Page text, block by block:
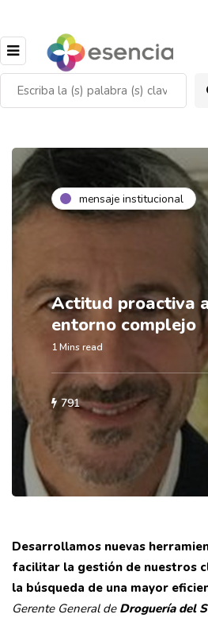
mensaje institucional
Actitud proactiva
entorno complejo
1 Mins read
791
Desarrollamos nuevas
facilitar la gestión de nuestros
la búsqueda de una mayor
Gerente General de Droguería del